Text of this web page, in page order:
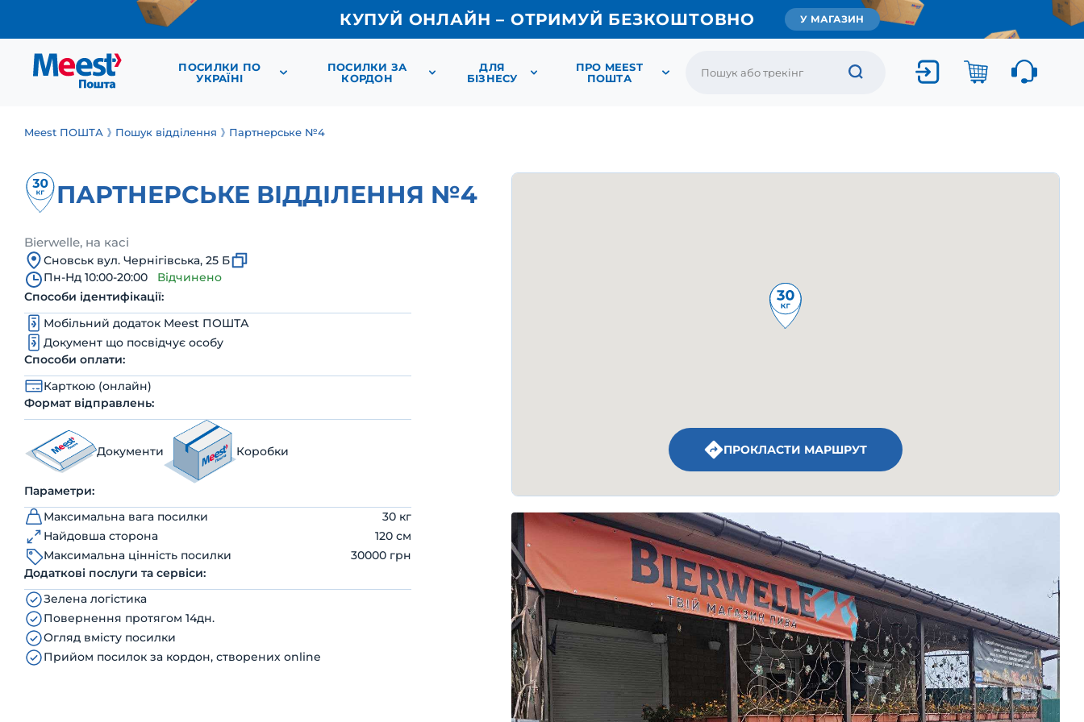
КУПУЙ ОНЛАЙН – ОТРИМУЙ БЕЗКОШТОВНО У МАГАЗИН
ПОСИЛКИ ПО
УКРАЇНІ
ПОСИЛКИ ЗА
КОРДОН
ДЛЯ
БІЗНЕСУ
ПРО MEEST
ПОШТА
Meest ПОШТА Пошук відділення Партнерське №4
ПАРТНЕРСЬКЕ ВІДДІЛЕННЯ №4
Bierwelle, на касі
Сновськ вул. Чернігівська, 25 Б
Пн-Нд 10:00-20:00
Відчинено
Способи ідентифікації:
Мобільний додаток Meest ПОШТА
Документ що посвідчує особу
Способи оплати:
Карткою (онлайн)
Формат відправлень:
Документи Коробки
Параметри:
Максимальна вага посилки
30 кг
Найдовша сторона
120 см
Максимальна цінність посилки
30000 грн
Додаткові послуги та сервіси:
Зелена логістика
Повернення протягом 14дн.
Огляд вмісту посилки
Прийом посилок за кордон, створених online
ПРОКЛАСТИ МАРШРУТ